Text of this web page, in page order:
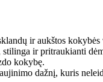
ir aukštos kokybės
ir pritraukianti
kokybę.
dažnį, kuris